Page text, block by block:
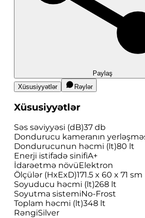
Paylaş
Xüsusiyyətlər
Rəylər
Xüsusiyyətlər
Səs səviyyəsi (dB)37 db
Dondurucu kameranın
Dondurucunun həcmi (lt)80 lt
Enerji istifadə sinifiA+
İdarəetmə növüElektron
Ölçülər (HxExD)171.5 x 60 x 71 sm
Soyuducu həcmi (lt)268 lt
Soyutma sistemiNo-Frost
Toplam həcmi (lt)348 lt
RəngiSilver